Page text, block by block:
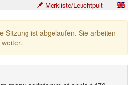
Merkliste/Leuchtpult
Sitzung ist abgelaufen. Sie arbeiten